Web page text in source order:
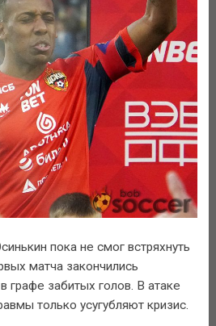
пока не смог встряхнуть
матча закончились
графе забитых голов. В атаке
только усугубляют кризис.